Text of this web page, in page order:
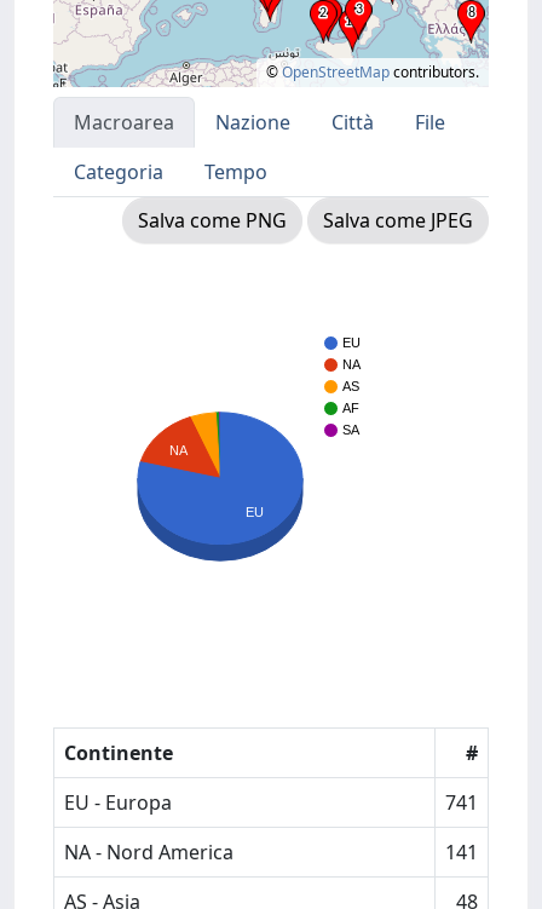
©OpenStreetMapcontributors.
Macroarea Nazione Città
File
Categoria
Tempo
Salva come PNG
Salva come JPEG
EU
NA
AS
AF
SA
NA
EU
Continente
#
EU - Europa
741
NA - Nord America
141
AS - Asia
48